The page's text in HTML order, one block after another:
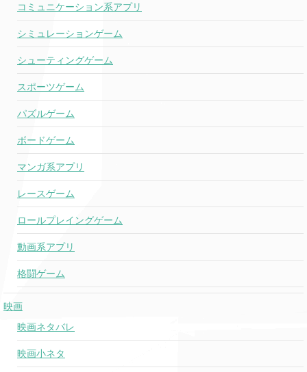
コミュニケーション系アプリ
シミュレーションゲーム
シューティングゲーム
スポーツゲーム
パズルゲーム
ボードゲーム
マンガ系アプリ
レースゲーム
ロールプレイングゲーム
動画系アプリ
格闘ゲーム
映画
映画ネタバレ
映画小ネタ